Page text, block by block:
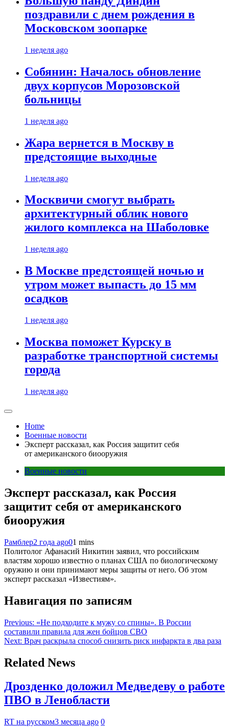
поздравили с днем рождения в
Московском зоопарке
1 неделя ago
Собянин: Началось обновление
двух корпусов Морозовской
больницы
1 неделя ago
Жара вернется в Москву в
предстоящие выходные
1 неделя ago
Москвичи смогут выбрать
архитектурный облик нового
жилого комплекса на Шаболовке
1 неделя ago
В Москве предстоящей ночью и
утром может выпасть до 15 мм
осадков
1 неделя ago
Москва поможет Курску в
разработке транспортной системы
города
1 неделя ago
Home
Военные новости
Эксперт рассказал, как Россия защитит себя
от американского биооружия
Военные новости
Эксперт рассказал, как Россия
защитит себя от американского
биооружия
Рамблер2 года ago01 mins
Политолог Афанасий Никитин заявил, что российским
властям хорошо известно о планах США по биологическому
оружию и они принимают меры защиты от него. Об этом
эксперт рассказал «Известиям».
Навигация по записям
Previous: «Не подходите к мужу со спины». В России
составили правила для жен бойцов СВО
Next: Врач раскрыла способ снизить риск инфаркта в два раза
Related News
Дрозденко доложил Медведеву о работе
ПВО в Ленобласти
RT на русском3 месяца ago 0